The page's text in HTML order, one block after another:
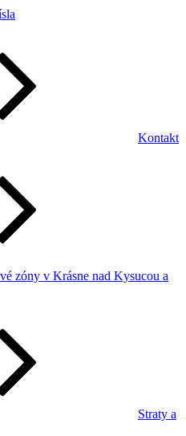
Kontakt
zóny v Krásne nad Kysucou a
Straty a